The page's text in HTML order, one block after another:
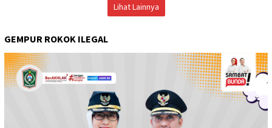
Lihat Lainnya
GEMPUR ROKOK ILEGAL